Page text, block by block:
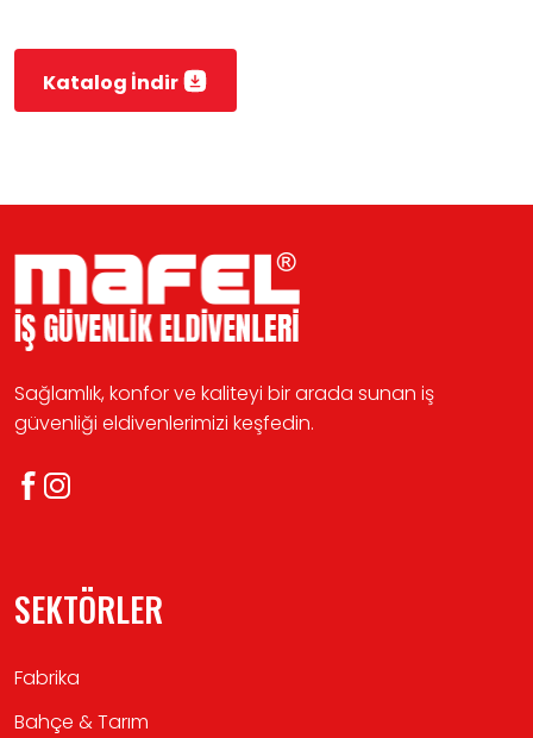
Katalog İndir
Sağlamlık, konfor ve kaliteyi bir arada sunan iş
güvenliği eldivenlerimizi keşfedin.
SEKTÖRLER
Fabrika
Bahçe & Tarım